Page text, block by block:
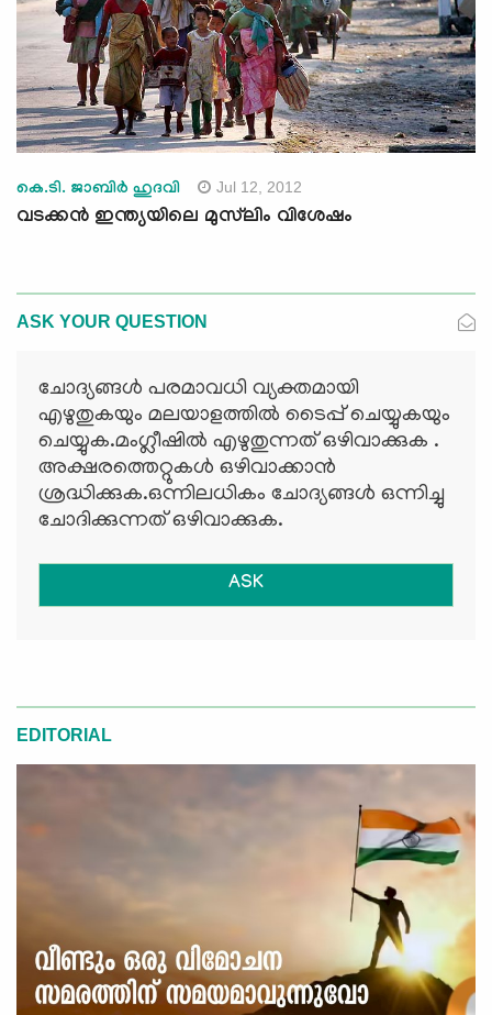
കെ.ടി. ജാബിര്‍ ഹുദവി Jul 12, 2012
വടക്കന്‍ ഇന്ത്യയിലെ മുസ്‌ലിം വിശേഷം
ASK YOUR QUESTION
ചോദ്യങ്ങള്‍ പരമാവധി വ്യക്തമായി
എഴുതുകയും മലയാളത്തില്‍ ടൈപ്പ് ചെയ്യുകയും
ചെയ്യുക.മംഗ്ലീഷില്‍ എഴുതുന്നത് ഒഴിവാക്കുക .
അക്ഷരത്തെറ്റുകള്‍ ഒഴിവാക്കാന്‍
ശ്രദ്ധിക്കുക.ഒന്നിലധികം ചോദ്യങ്ങള്‍ ഒന്നിച്ചു
ചോദിക്കുന്നത് ഒഴിവാക്കുക.
ASK
EDITORIAL